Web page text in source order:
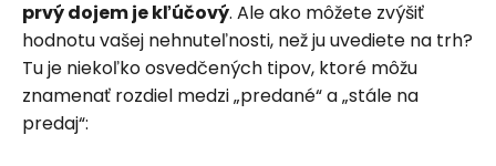
prvý dojem je kľúčový. Ale ako môžete zvýšiť
hodnotu vašej nehnuteľnosti, než ju uvediete na trh?
Tu je niekoľko osvedčených tipov, ktoré môžu
znamenať rozdiel medzi „predané“ a „stále na
predaj“: